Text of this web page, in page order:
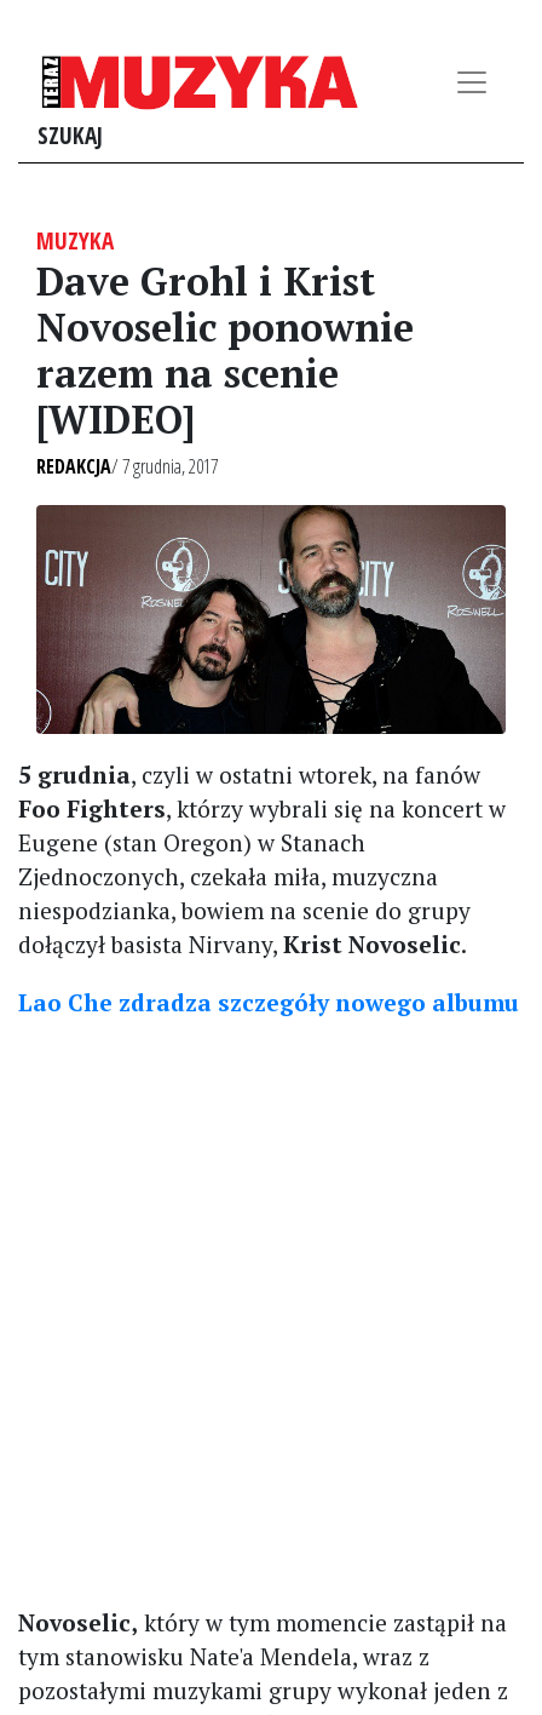
SZUKAJ
MUZYKA
Dave Grohl i Krist
Novoselic ponownie
razem na scenie
[WIDEO]
REDAKCJA/ 7 grudnia, 2017
5 grudnia, czyli w ostatni wtorek, na fanów
Foo Fighters, którzy wybrali się na koncert w
Eugene (stan Oregon) w Stanach
Zjednoczonych, czekała miła, muzyczna
niespodzianka, bowiem na scenie do grupy
dołączył basista Nirvany, Krist Novoselic.
Lao Che zdradza szczegóły nowego albumu
Novoselic, który w tym momencie zastąpił na
tym stanowisku Nate'a Mendela, wraz z
pozostałymi muzykami grupy wykonał jeden z